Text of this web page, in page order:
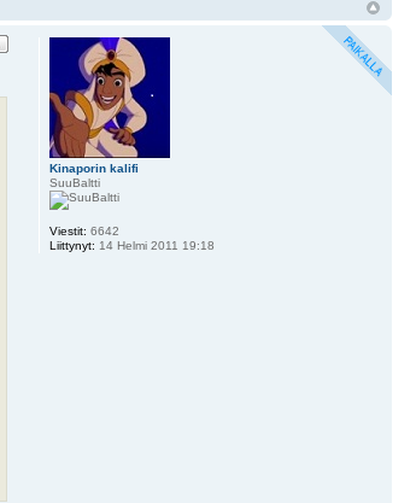
Kinaporin kalifi
SuuBaltti
Viestit: 6642
Liittynyt: 14 Helmi 2011 19:18